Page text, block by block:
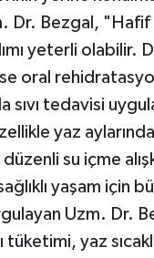
Dr. Bezgal, "Hafif
yeterli olabilir.
oral
sıvı tedavisi
yaz
su içme
yaşam için
Uzm. Dr.
tüketimi, yaz